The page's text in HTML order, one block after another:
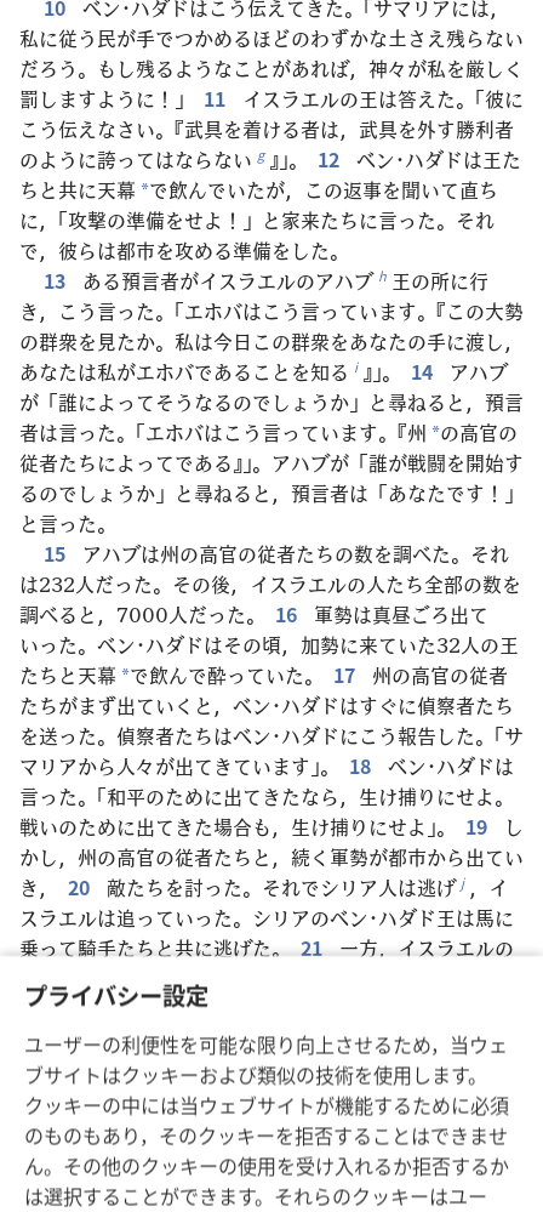
プライバシー設定
ユーザーの利便性を可能な限り向上させるため，当ウェ
ブサイトはクッキーおよび類似の技術を使用します。
クッキーの中には当ウェブサイトが機能するために必須
のものもあり，そのクッキーを拒否することはできませ
ん。その他のクッキーの使用を受け入れるか拒否するか
は選択することができます。それらのクッキーはユー
10 ベン･ハダドはこう伝えてきた。「サマリアには，
私に従う民が手でつかめるほどのわずかな土さえ残らない
だろう。もし残るようなことがあれば，神々が私を厳しく
罰しますように！」
11
イスラエルの王は答えた。「彼に
こう伝えなさい。『武具を着ける者は，武具を外す勝利者
のように誇ってはならない g 』」。 12 ベン･ハダドは王た
ちと共に天幕 *で飲んでいたが，この返事を聞いて直ち
に，「攻撃の準備をせよ！」と家来たちに言った。それ
で，彼らは都市を攻める準備をした。
13
ある預言者がイスラエルのアハブ h 王の所に行
き，こう言った。「エホバはこう言っています。『この大勢
の群衆を見たか。私は今日この群衆をあなたの手に渡し，
あなたは私がエホバであることを知る i 』」。 14
アハブ
が「誰によってそうなるのでしょうか」と尋ねると，預言
者は言った。「エホバはこう言っています。『州 *の高官の
従者たちによってである』」。アハブが「誰が戦闘を開始す
るのでしょうか」と尋ねると，預言者は「あなたです！」
と言った。
15
アハブは州の高官の従者たちの数を調べた。それ
は232人だった。その後，イスラエルの人たち全部の数を
調べると，7000人だった。
16
軍勢は真昼ごろ出て
いった。ベン･ハダドはその頃，加勢に来ていた32人の王
たちと天幕 *で飲んで酔っていた。 17
州の高官の従者
たちがまず出ていくと，ベン･ハダドはすぐに偵察者たち
を送った。偵察者たちはベン･ハダドにこう報告した。「サ
マリアから人々が出てきています」。
18 ベン･ハダドは
言った。「和平のために出てきたなら，生け捕りにせよ。
戦いのために出てきた場合も，生け捕りにせよ」。
19
し
かし，州の高官の従者たちと，続く軍勢が都市から出てい
き，
20 敵たちを討った。それでシリア人は逃げ j ，イ
スラエルは追っていった。シリアのベン･ハダド王は馬に
乗って騎手たちと共に逃げた。 21一方，イスラエルの
王は出ていって馬と兵車を次々と討ち，シリア人を大敗さ
せた。
22その後，例の預言者 k がイスラエルの王の所に来
て言った。「さあ，防備を強化し，何をすべきか考えなさ
い 。来年の初め* ，シリアの王があなたを攻めに来るか
らです m
」。
23シリアの王に家来たちが言った。「彼らの神は山の
神です。だから彼らに圧倒されたのです。もし平地で戦え